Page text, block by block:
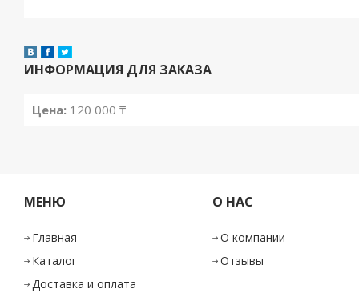
ИНФОРМАЦИЯ ДЛЯ ЗАКАЗА
Цена: 120 000 ₸
МЕНЮ
Главная
Каталог
Доставка и оплата
О НАС
О компании
Отзывы